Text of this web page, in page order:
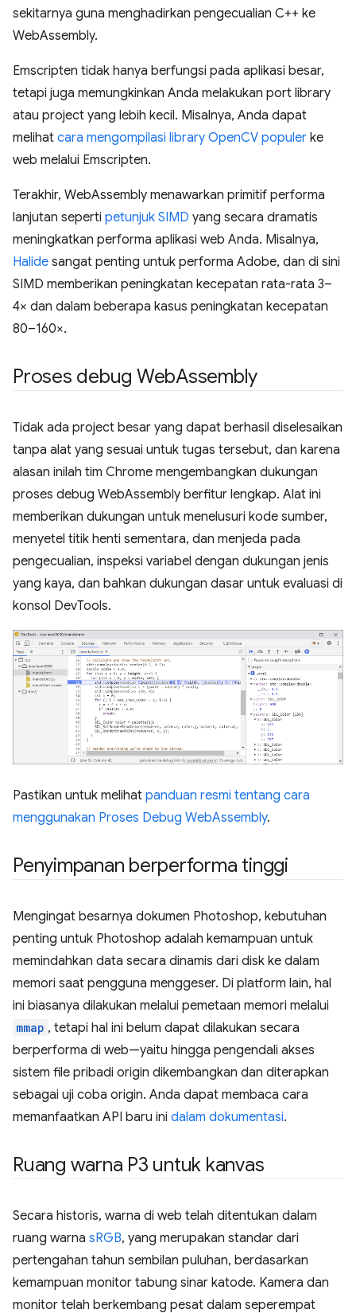
sekitarnya guna menghadirkan pengecualian C++ ke
WebAssembly.
Emscripten tidak hanya berfungsi pada aplikasi besar,
tetapi juga memungkinkan Anda melakukan port library
atau project yang lebih kecil. Misalnya, Anda dapat
melihat cara mengompilasi library OpenCV populer ke
web melalui Emscripten.
Terakhir, WebAssembly menawarkan primitif performa
lanjutan seperti petunjuk SIMD yang secara dramatis
meningkatkan performa aplikasi web Anda. Misalnya,
Halide sangat penting untuk performa Adobe, dan di sini
SIMD memberikan peningkatan kecepatan rata-rata 3–
4× dan dalam beberapa kasus peningkatan kecepatan
80–160×.
Proses debug WebAssembly
Tidak ada project besar yang dapat berhasil diselesaikan
tanpa alat yang sesuai untuk tugas tersebut, dan karena
alasan inilah tim Chrome mengembangkan dukungan
proses debug WebAssembly berfitur lengkap. Alat ini
memberikan dukungan untuk menelusuri kode sumber,
menyetel titik henti sementara, dan menjeda pada
pengecualian, inspeksi variabel dengan dukungan jenis
yang kaya, dan bahkan dukungan dasar untuk evaluasi di
konsol DevTools.
Pastikan untuk melihat panduan resmi tentang cara
menggunakan Proses Debug WebAssembly.
Penyimpanan berperforma tinggi
Mengingat besarnya dokumen Photoshop, kebutuhan
penting untuk Photoshop adalah kemampuan untuk
memindahkan data secara dinamis dari disk ke dalam
memori saat pengguna menggeser. Di platform lain, hal
ini biasanya dilakukan melalui pemetaan memori melalui
mmap , tetapi hal ini belum dapat dilakukan secara
berperforma di web—yaitu hingga pengendali akses
sistem file pribadi origin dikembangkan dan diterapkan
sebagai uji coba origin. Anda dapat membaca cara
memanfaatkan API baru ini dalam dokumentasi.
Ruang warna P3 untuk kanvas
Secara historis, warna di web telah ditentukan dalam
ruang warna sRGB, yang merupakan standar dari
pertengahan tahun sembilan puluhan, berdasarkan
kemampuan monitor tabung sinar katode. Kamera dan
monitor telah berkembang pesat dalam seperempat